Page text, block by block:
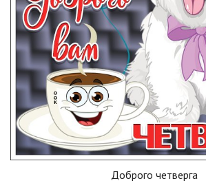
Доброго четверга